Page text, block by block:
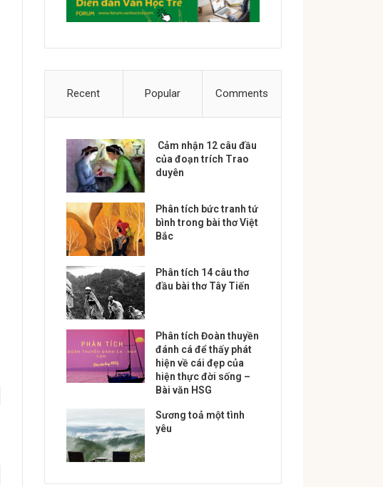
Recent Popular Comments
Cảm nhận 12 câu đầu
của đoạn trích Trao
duyên
Phân tích bức tranh tứ
bình trong bài thơ Việt
Bắc
Phân tích 14 câu thơ
đầu bài thơ Tây Tiến
Phân tích Đoàn thuyền
đánh cá để thấy phát
hiện về cái đẹp của
hiện thực đời sống –
Bài văn HSG
Sương toả một tình
yêu